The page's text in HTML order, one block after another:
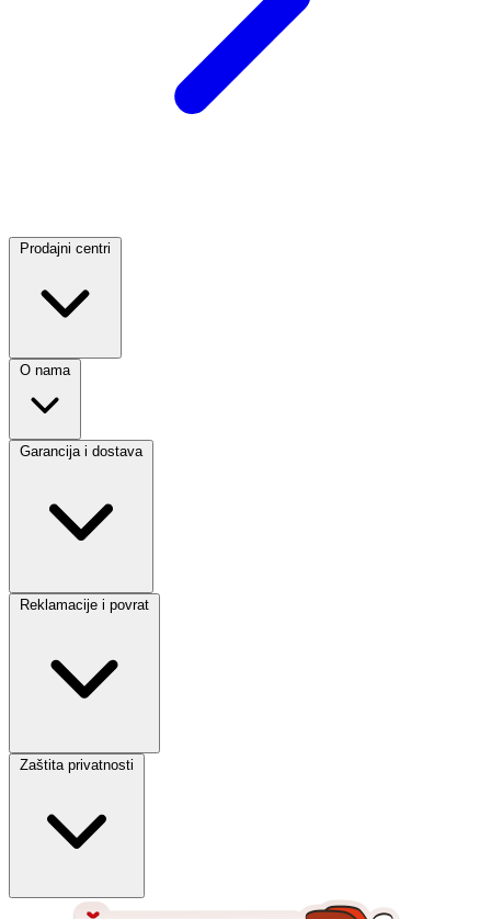
Prodajni centri
O nama
Garancija i dostava
Reklamacije i povrat
Zaštita privatnosti